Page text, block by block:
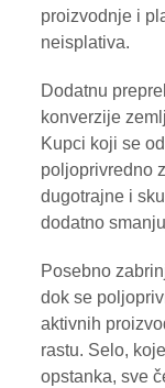
proizvodnje i
neisplativa.
Dodatnu
konverzije
Kupci koji se
poljoprivredno
dugotrajne i
dodatno
Posebno
dok se
aktivnih
rastu. Selo,
opstanka, sve